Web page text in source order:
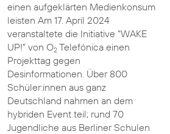
einen aufgeklärten Medienkonsum
leisten Am 17. April 2024
veranstaltete die Initiative “WAKE
UP!” von O2Telefónica einen
Projekttag gegen
Desinformationen. Über 800
Schüler:innen aus ganz
Deutschland nahmen an dem
hybriden Event teil; rund 70
Jugendliche aus Berliner Schulen